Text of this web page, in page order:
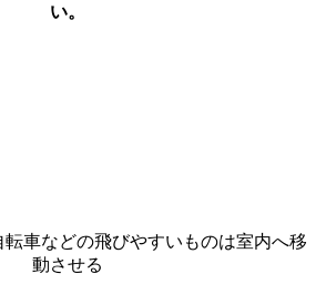
い。
車などの飛びやすいものは室内へ移
動させる